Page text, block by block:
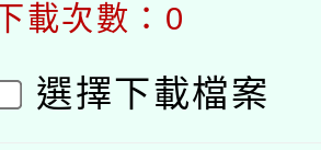
載次數：0
選擇下載檔案